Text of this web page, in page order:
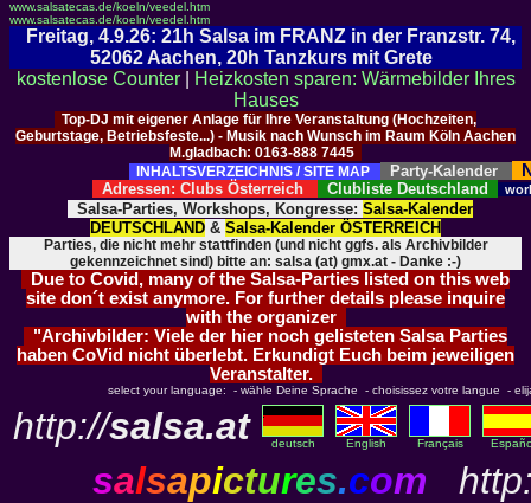
www.salsatecas.de/koeln/veedel.htm
www.salsatecas.de/koeln/veedel.htm
Freitag, 4.9.26: 21h Salsa im FRANZ in der Franzstr. 74,
52062 Aachen, 20h Tanzkurs mit Grete
kostenlose Counter|
Heizkosten sparen: Wärmebilder Ihres
Hauses
Top-DJ mit eigener Anlage für Ihre Veranstaltung (Hochzeiten,
Geburtstage, Betriebsfeste...) - Musik nach Wunsch im Raum Köln Aachen
M.gladbach: 0163-888 7445
INHALTSVERZEICHNIS / SITE MAP
Party-Kalender
Adressen: Clubs Österreich Clubliste Deutschland
Salsa-Parties, Workshops, Kongresse: Salsa-Kalender
DEUTSCHLAND & Salsa-Kalender ÖSTERREICH
Parties, die nicht mehr stattfinden (und nicht ggfs. als Archivbilder
gekennzeichnet sind) bitte an: salsa (at) gmx.at - Danke :-)
Due to Covid, many of the Salsa-Parties listed on this web
site don´t exist anymore. For further details please inquire
with the organizer
"Archivbilder: Viele der hier noch gelisteten Salsa Parties
haben CoVid nicht überlebt. Erkundigt Euch beim jeweiligen
Veranstalter.
select your language: - wähle Deine Sprache - choisissez votre langue -
http://salsa.at deutsch English Français
salsapictures.com